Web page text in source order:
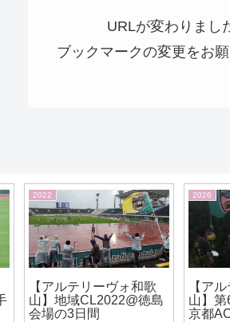
URLが変わりまし
ブックマークの変更をお願
2017
試合会場へ行こう！
【ビッグレイク】
2026
【ア
山】